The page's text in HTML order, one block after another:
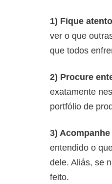
1) Fique
ver o que
que todos
2) Procure
exatamente
portfólio de
3)
entendido o
dele. Aliás, se
feito.